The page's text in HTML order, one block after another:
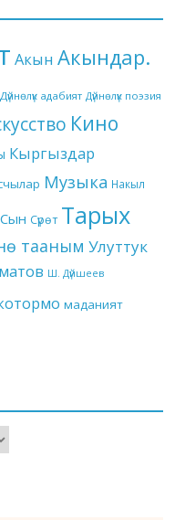
Акын Акындар.
Дүйнөлүк адабият Дүйнөлүк поэзия
Кино
Кыргыздар
Музыка Накыл
Сын Сүрөт Тарых
тааным Улуттук
Ш. Дүйшеев
маданият